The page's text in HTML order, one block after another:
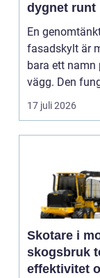
dygnet runt
En
fasadskylt är
bara ett namn
vägg. Den
17 juli 2026
Skotare i
skogsbruk teknik,
effektivitet